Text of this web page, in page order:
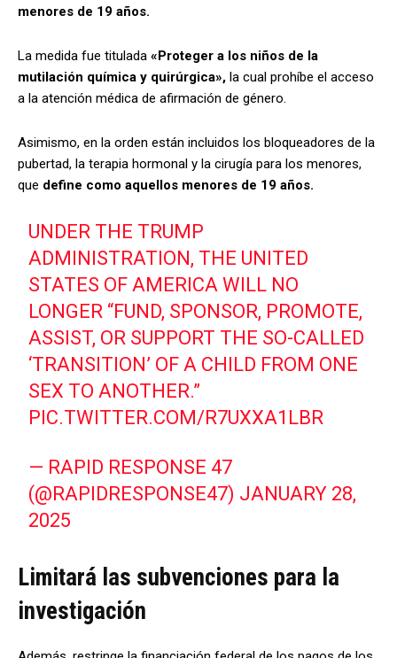
menores de 19 años.
La medida fue titulada «Proteger a los niños de la
mutilación química y quirúrgica», la cual prohíbe el acceso
a la atención médica de afirmación de género.
Asimismo, en la orden están incluidos los bloqueadores de la
pubertad, la terapia hormonal y la cirugía para los menores,
que define como aquellos menores de 19 años.
UNDER THE TRUMP
ADMINISTRATION, THE UNITED
STATES OF AMERICA WILL NO
LONGER “FUND, SPONSOR, PROMOTE,
ASSIST, OR SUPPORT THE SO-CALLED
‘TRANSITION’ OF A CHILD FROM ONE
SEX TO ANOTHER.”
PIC.TWITTER.COM/R7UXXA1LBR
— RAPID RESPONSE 47
(@RAPIDRESPONSE47) JANUARY 28,
2025
Limitará las subvenciones para la
investigación